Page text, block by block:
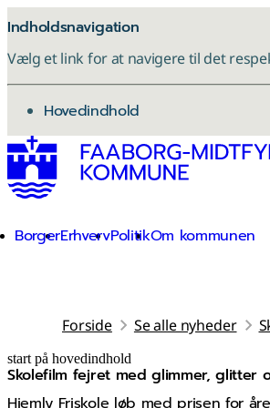
Indholdsnavigation
Vælg et link for at navigere til det
gå til
Hovedindhold
BorgerErhvervPolitikOm kommunen
Forside Se alle nyheder
start på hovedindhold
Skolefilm fejret med glimmer, glitter
Hjemly Friskole løb med prisen for
senest opdateret 3. november 2025